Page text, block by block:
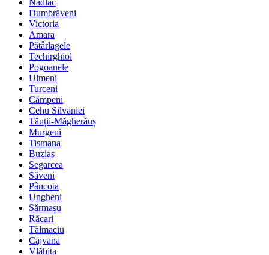
Nădlac
Dumbrăveni
Victoria
Amara
Pătârlagele
Techirghiol
Pogoanele
Ulmeni
Turceni
Câmpeni
Cehu Silvaniei
Tăuții-Măgherăuș
Murgeni
Tismana
Buziaș
Segarcea
Săveni
Pâncota
Ungheni
Sărmașu
Răcari
Tălmaciu
Cajvana
Vlăhița